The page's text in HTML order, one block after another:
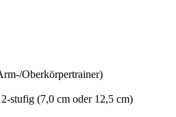
Oberkörpertrainer)
stufig (7,0 cm oder 12,5 cm)